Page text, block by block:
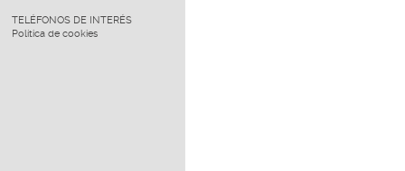
TELÉFONOS DE INTERÉS
Política de cookies